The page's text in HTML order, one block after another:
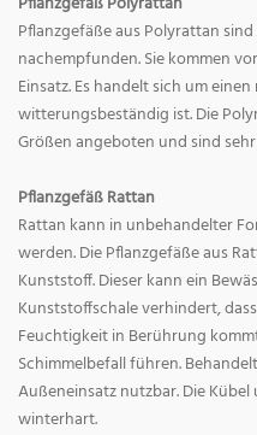
Pflanzgefäße aus Polyrattan
nachempfunden. Sie kommen
Einsatz. Es handelt sich um
witterungsbeständig ist. Die
Größen angeboten und sind
Pflanzgefäß Rattan
Rattan kann in unbehandelter
werden. Die Pflanzgefäße aus
Kunststoff. Dieser kann ein
Kunststoffschale verhindert,
Feuchtigkeit in Berührung
Schimmelbefall führen.
Außeneinsatz nutzbar. Die
winterhart.